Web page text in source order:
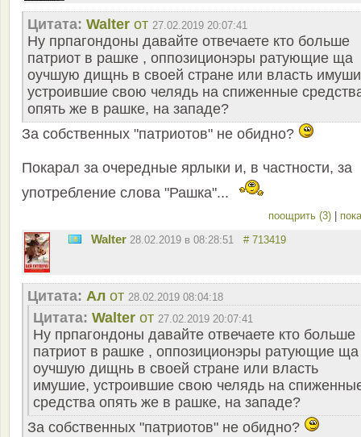
Цитата: Walter от 27.02.2019 20:07:41
Ну прпагондоны давайте отвечаете кто больше
патриот в рашке , оппозиционэры ратующие ща
оучшую дищнь в своей стране или власть
устроившие свою челядь на спиженные
опять же в рашке, на западе?
За собственных "патриотов" не обидно?
Покарал за очередные ярлыки и, в частности, за
употребление слова "Рашка"...
поощрить (3)
Walter 28.02.2019 в 08:28:51 # 713419
Цитата: Ал от 28.02.2019 08:04:18
Цитата: Walter от 27.02.2019 20:07:41
Ну прпагондоны давайте отвечаете кто больше
патриот в рашке , оппозиционэры ратующие ща
оучшую дищнь в своей стране или власть
имушие, устроившие свою челядь на
средства опять же в рашке, на западе?
За собственных "патриотов" не обидно?